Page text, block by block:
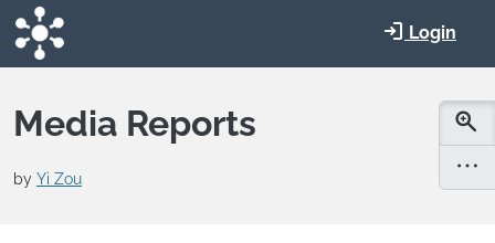
Skip to main content
Login
Media Reports
by Yi Zou